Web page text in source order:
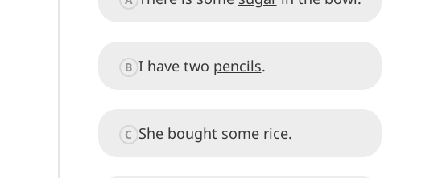
B I have two pencils.
C She bought some rice.